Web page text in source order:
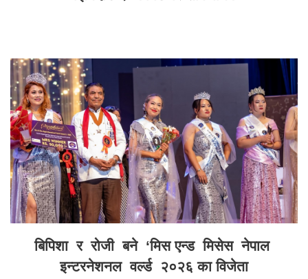
बिपिशा र रोजी बने ‘मिस एन्ड मिसेस नेपाल
इन्टरनेशनल वर्ल्ड २०२६ का विजेता